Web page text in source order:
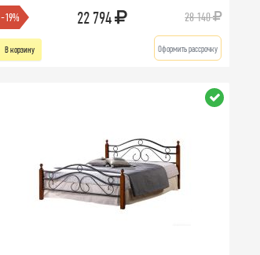
-19% 22 794 28 140
В корзину Оформить рассрочку